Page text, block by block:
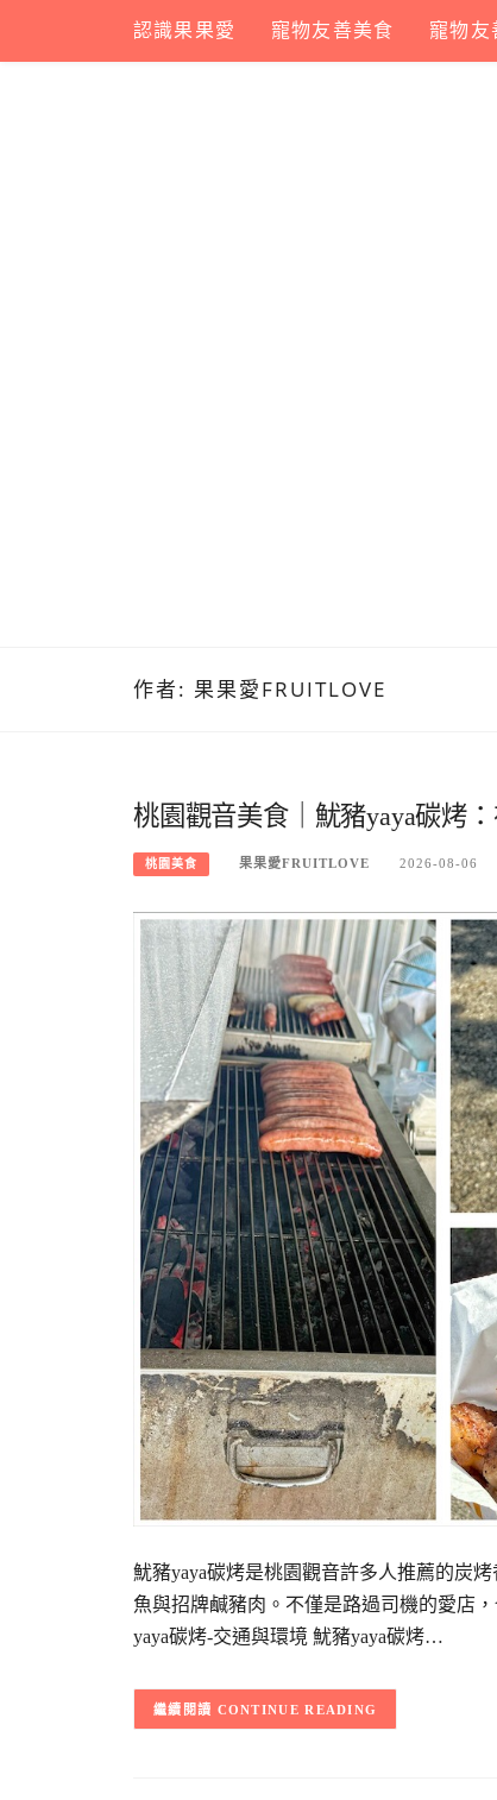
content
認識果果愛 寵物友善美食 寵物友
作者: 果果愛FRUITLOVE
桃園觀音美食｜魷豬yaya碳烤
桃園美食 果果愛FRUITLOVE 2026-08-06
魷豬yaya碳烤是桃園觀音許多人推薦的炭
魚與招牌鹹豬肉。不僅是路過司機的愛店
yaya碳烤-交通與環境 魷豬yaya碳烤…
CONTINUE READING